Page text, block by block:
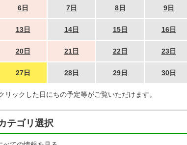
6日 7日 8日 9日
13日 14日 15日 16日
20日 21日 22日 23日
27日 28日 29日 30日
リックした日にちの予定等がご覧いただけます。
テゴリ選択